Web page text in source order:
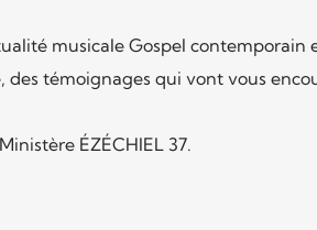
musicale Gospel contemporain
des témoignages qui vont vous
ÉZÉCHIEL 37.